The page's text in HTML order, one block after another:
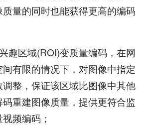
量的同时也能获得更高的编码
区域(ROI)变质量编码，在网
有限的情况下，对图像中指定
整，保证该区域比图像中其他
重建图像质量，提供更符合监
频编码；